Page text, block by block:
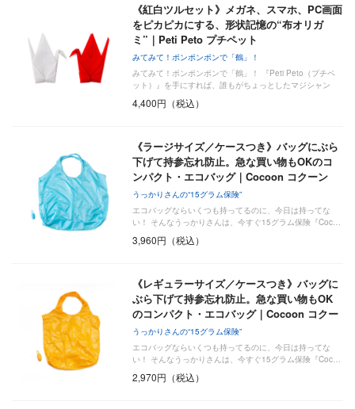
《紅白ツルセット》メガネ、スマホ、PC画面
をピカピカにする、形状記憶の“布オリガ
ミ”｜Peti Peto プチペット
みてみて！ポンポンポンで「鶴」！
みてみて！ポンポンポンで「鶴」！ 『Peti Peto（プチペ
ット）』を手にすれば、誰もがちょっとしたマジシャン
4,400円（税込）
《ラージサイズ／ケースつき》バッグにぶら
下げて持参忘れ防止。急な買い物もOKのコ
ンパクト・エコバッグ｜Cocoon コクーン
うっかりさんの“15グラム保険”
エコバッグならいくつも持ってるのに、今日は持ってな
い！ そんなうっかりさんは、今すぐ15グラム保険『Coc…
3,960円（税込）
《レギュラーサイズ／ケースつき》バッグに
ぶら下げて持参忘れ防止。急な買い物もOK
のコンパクト・エコバッグ｜Cocoon コクー
ン
うっかりさんの“15グラム保険”
エコバッグならいくつも持ってるのに、今日は持ってな
い！ そんなうっかりさんは、今すぐ15グラム保険『Coc…
2,970円（税込）